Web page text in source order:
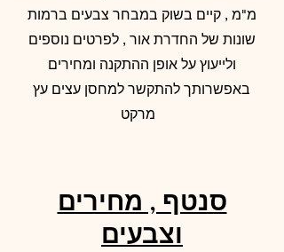
מ"מ , קיים בשוק במבחר צבעים ברמות
שונות של החדרת אור , לפרטים נוספים
ולייעוץ על אופן ההתקנה ומחירים
באפשרותך להתקשר למחסן עצים עץ
סנטף , מחירים
וצבעים